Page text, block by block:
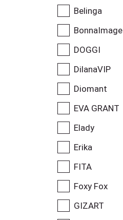
Belinga
BonnaImage
DOGGI
DilanaVIP
Diomant
EVA GRANT
Elady
Erika
FITA
Foxy Fox
GIZART